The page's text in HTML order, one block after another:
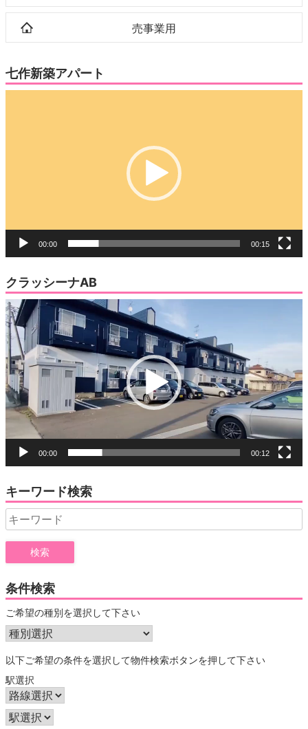
売事業用
七作新築アパート
00:00 00:15
クラッシーナAB
動
画
プ
レ
ー
ヤ
ー
00:00 00:12
キーワード検索
Search
for:
条件検索
ご希望の種別を選択して下さい
以下ご希望の条件を選択して物件検索ボタンを押して下さい
駅選択